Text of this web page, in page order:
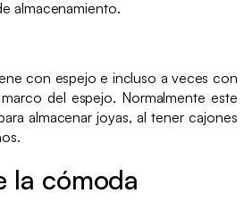
almacenamiento.
con espejo e incluso a veces con
del espejo. Normalmente este
almacenar joyas, al tener cajones
la cómoda